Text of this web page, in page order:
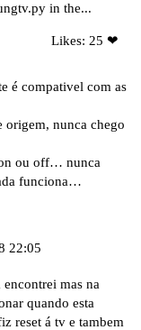
in the...
Likes: 25 ❤
é compativel com as
origem, nunca chego
ou off… nunca
funciona…
22:05
mas na
quando esta
reset á tv e tambem